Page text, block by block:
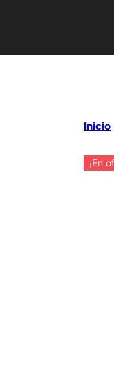
Inicio
¡En